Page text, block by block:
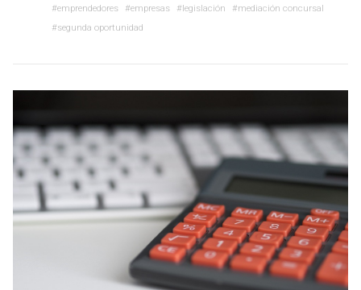
emprendedores empresas legislación
mediación concursal
segunda oportunidad